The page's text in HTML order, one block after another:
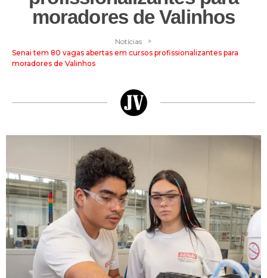
moradores de Valinhos
Notícias >
Senai tem 80 vagas abertas em cursos profissionalizantes para
moradores de Valinhos